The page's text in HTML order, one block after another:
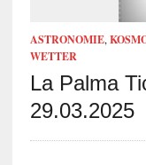
ASTRONOMIE,
WETTER
La Palma
29.03.2025